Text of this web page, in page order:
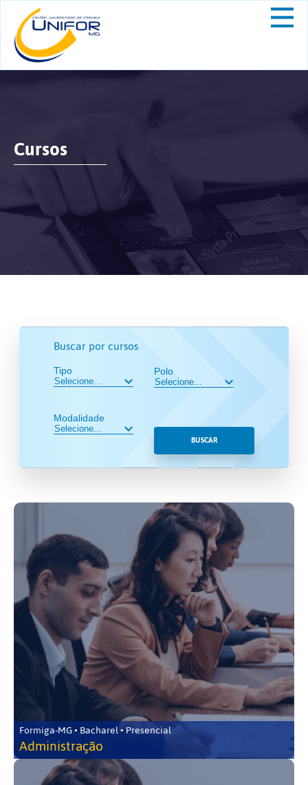
Cursos
Buscar por cursos
Tipo
Modalidade
Polo
BUSCAR
Formiga-MG • Bacharel • Presencial
Administração